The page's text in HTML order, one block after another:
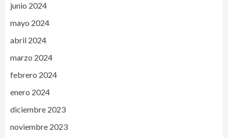
junio 2024
mayo 2024
abril 2024
marzo 2024
febrero 2024
enero 2024
diciembre 2023
noviembre 2023